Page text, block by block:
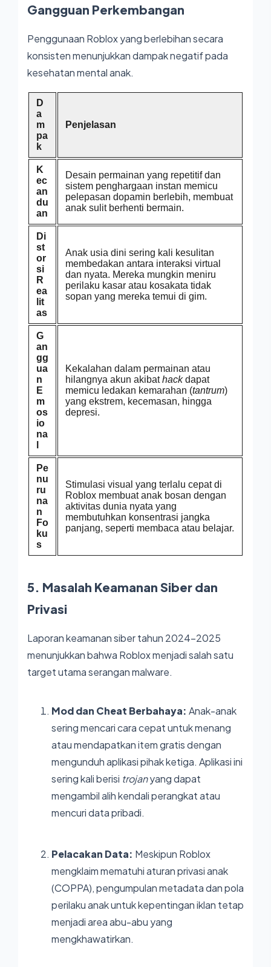
Gangguan Perkembangan
Penggunaan Roblox yang berlebihan secara
konsisten menunjukkan dampak negatif pada
kesehatan mental anak.
D
a
m
pa
k
Penjelasan
K
ec
an
du
an
Desain permainan yang repetitif dan
sistem penghargaan instan memicu
pelepasan dopamin berlebih, membuat
anak sulit berhenti bermain.
Di
st
or
si
R
ea
lit
as
Anak usia dini sering kali kesulitan
membedakan antara interaksi virtual
dan nyata. Mereka mungkin meniru
perilaku kasar atau kosakata tidak
sopan yang mereka temui di gim.
G
an
gg
ua
n
E
m
os
io
na
Kekalahan dalam permainan atau
hilangnya akun akibathackdapat
memicu ledakan kemarahan (tantrum)
yang ekstrem, kecemasan, hingga
depresi.
Pe
nu
ru
na
n
Fo
ku
s
Stimulasi visual yang terlalu cepat di
Roblox membuat anak bosan dengan
aktivitas dunia nyata yang
membutuhkan konsentrasi jangka
panjang, seperti membaca atau belajar.
5. Masalah Keamanan Siber dan
Privasi
Laporan keamanan siber tahun 2024-2025
menunjukkan bahwa Roblox menjadi salah satu
target utama serangan malware.
Mod dan Cheat Berbahaya: Anak-anak
sering mencari cara cepat untuk menang
atau mendapatkan item gratis dengan
mengunduh aplikasi pihak ketiga. Aplikasi ini
sering kali berisi trojanyang dapat
mengambil alih kendali perangkat atau
mencuri data pribadi.
Pelacakan Data: Meskipun Roblox
mengklaim mematuhi aturan privasi anak
(COPPA), pengumpulan metadata dan pola
perilaku anak untuk kepentingan iklan tetap
menjadi area abu-abu yang
mengkhawatirkan.